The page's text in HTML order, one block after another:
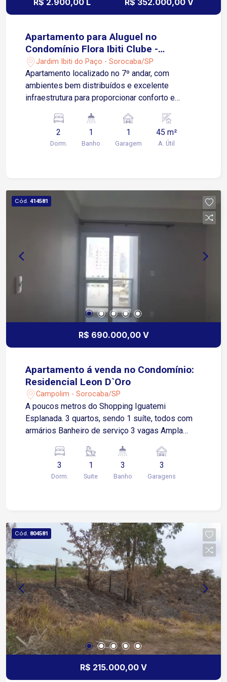
R$ 2.900,00 L R$ 352.000,00 V
Apartamento para Aluguel no
Condomínio Flora Ibiti Clube -
Sorocaba/SP
Jardim Ibiti do Paço - Sorocaba/SP
Apartamento localizado no 7º andar, com
ambientes bem distribuídos e excelente
infraestrutura para proporcionar conforto e
condomínio e IPTU. O imóvel conta com: Sala de
estar com ar-condicionado; Sacada; Cozinha
planejada com armários e cooktop; Área de
completo, oferecendo: Piscina; Playground; Mini
mercado; Salão de festas; Espaço gourmet;
Quadra poliesportiva; Portaria e segurança 24
minutos do Jardim Botânico de Sorocaba 9
minutos da Av. Itavuvu 9 minutos do Shopping
2
Dorm.
1
Banho
1
Garagem
45 m²
A. Útil
Cód. 414581
R$ 690.000,00 V
Apartamento á venda no Condomínio:
Residencial Leon D`Oro
Campolim - Sorocaba/SP
A poucos metros do Shopping Iguatemi
Esplanada. 3 quartos, sendo 1 suíte, todos com
armários Banheiro de serviço 3 vagas Ampla
Armários na cozinha Armários no quarto
Churrasqueira Varanda Condomínio completo,
com elevador e vaga coberta
3
Dorm.
1
Suite
3
Banho
3
Garagens
Cód. 804581
R$ 215.000,00 V